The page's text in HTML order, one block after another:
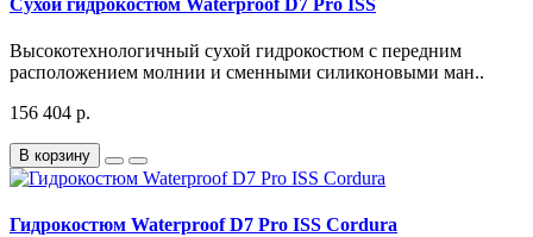
Высокотехнологичный сухой гидрокостюм с передним
расположением молнии и сменными силиконовыми ман..
156 404 р.
В корзину
Гидрокостюм Waterproof D7 Pro ISS Cordura